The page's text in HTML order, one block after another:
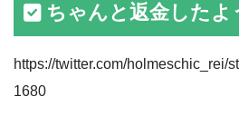
ちゃんと返金したよ
https://twitter.com/holmeschic_rei/
1680